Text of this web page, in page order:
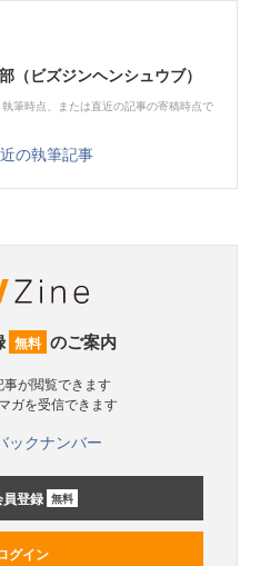
（ビズジンヘンシュウブ）
筆時点、または直近の記事の寄稿時点で
の執筆記事
無料 のご案内
事が閲覧できます
ガを受信できます
ックナンバー
登録 無料
グイン